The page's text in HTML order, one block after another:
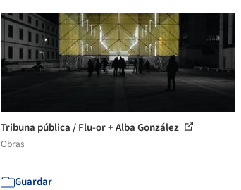
Tribuna pública / Flu-or + Alba González
Obras
Guardar